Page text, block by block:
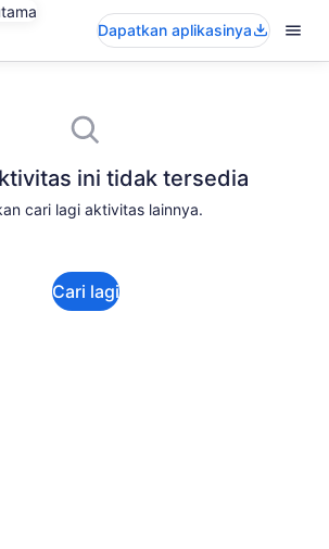
Dapatkan aplikasinya
ini tidak tersedia
cari lagi aktivitas lainnya.
Cari lagi